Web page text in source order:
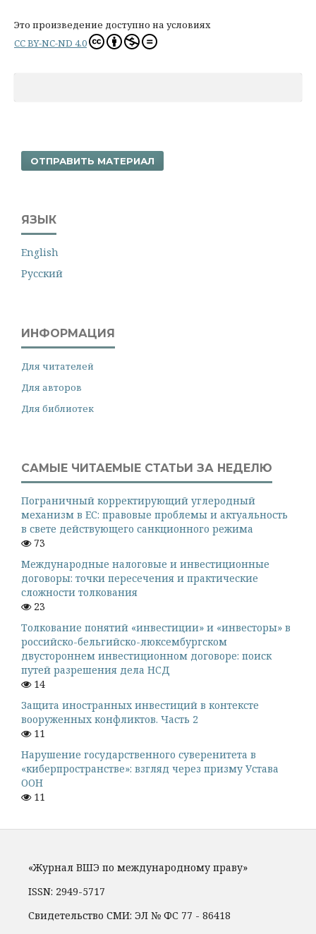
Это произведение доступно на условиях
CC BY-NC-ND 4.0
ОТПРАВИТЬ МАТЕРИАЛ
ЯЗЫК
English
Русский
ИНФОРМАЦИЯ
Для читателей
Для авторов
Для библиотек
САМЫЕ ЧИТАЕМЫЕ СТАТЬИ ЗА НЕДЕЛЮ
Пограничный корректирующий углеродный
механизм в ЕС: правовые проблемы и актуальность
в свете действующего санкционного режима
73
Международные налоговые и инвестиционные
договоры: точки пересечения и практические
сложности толкования
23
Толкование понятий «инвестиции» и «инвесторы» в
российско-бельгийско-люксембургском
двустороннем инвестиционном договоре: поиск
путей разрешения дела НСД
14
Защита иностранных инвестиций в контексте
вооруженных конфликтов. Часть 2
11
Нарушение государственного суверенитета в
«киберпространстве»: взгляд через призму Устава
ООН
11
«Журнал ВШЭ по международному праву»
ISSN: 2949-5717
Свидетельство СМИ: ЭЛ № ФС 77 - 86418